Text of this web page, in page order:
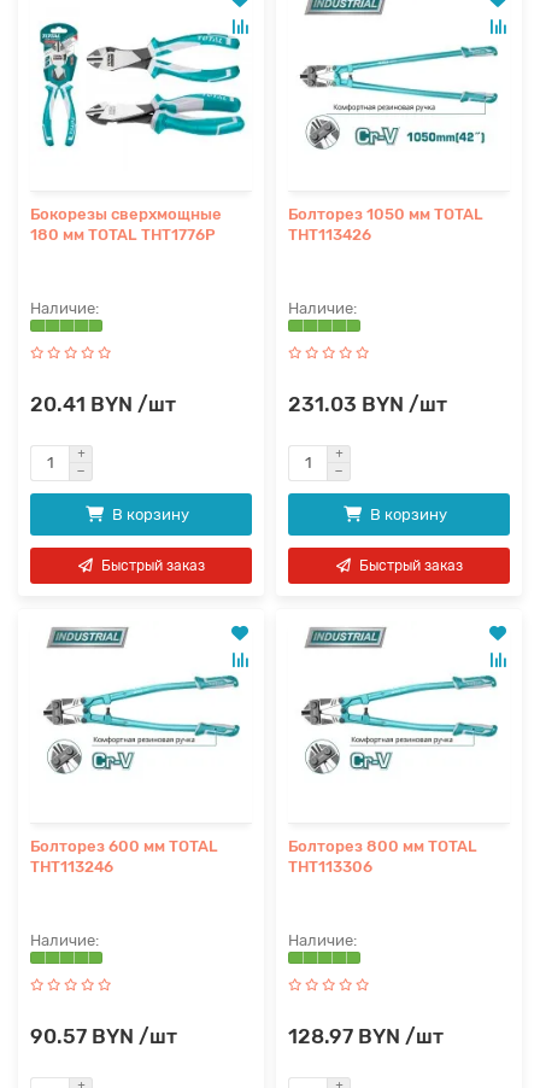
Бокорезы сверхмощные
180 мм TOTAL THT1776P
20.41 BYN /шт
В корзину
Быстрый заказ
Болторез 1050 мм TOTAL
THT113426
231.03 BYN /шт
В корзину
Быстрый заказ
Болторез 600 мм TOTAL
THT113246
90.57 BYN /шт
Болторез 800 мм TOTAL
THT113306
128.97 BYN /шт